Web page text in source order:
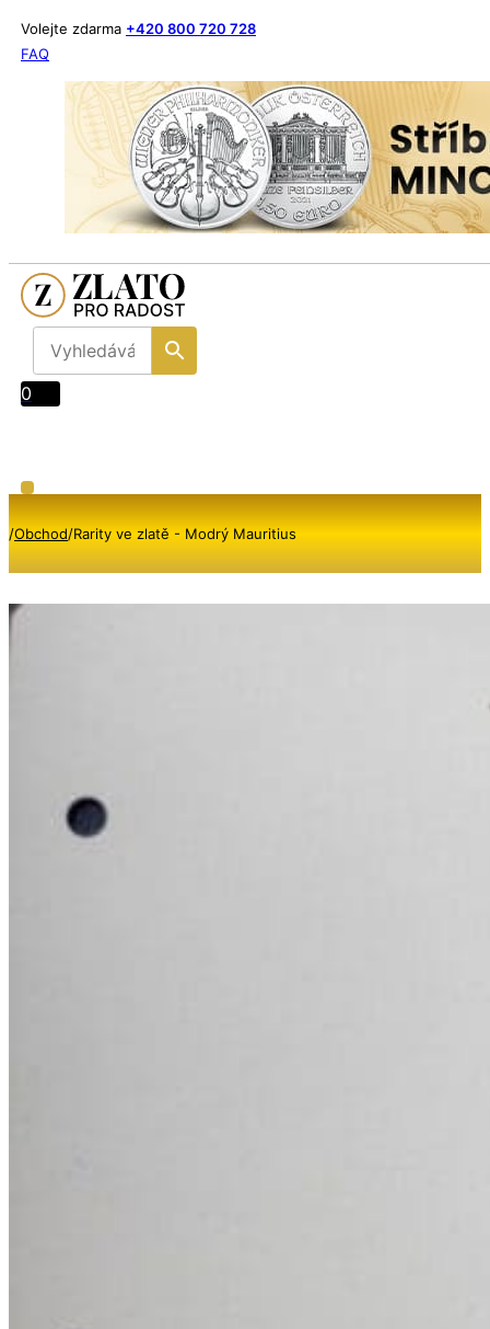
Volejte zdarma +420 800 720 728
FAQ
0
/Obchod/Rarity ve zlatě - Modrý Mauritius